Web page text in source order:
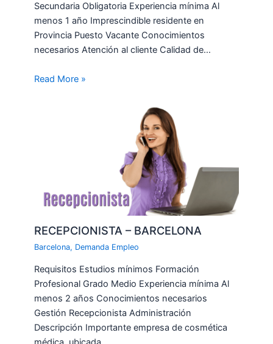
Secundaria Obligatoria Experiencia mínima Al
menos 1 año Imprescindible residente en
Provincia Puesto Vacante Conocimientos
necesarios Atención al cliente Calidad de…
Read More »
RECEPCIONISTA – BARCELONA
Barcelona, Demanda Empleo
Requisitos Estudios mínimos Formación
Profesional Grado Medio Experiencia mínima Al
menos 2 años Conocimientos necesarios
Gestión Recepcionista Administración
Descripción Importante empresa de cosmética